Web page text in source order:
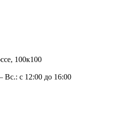
100к100
Вс.: с 12:00 до 16:00